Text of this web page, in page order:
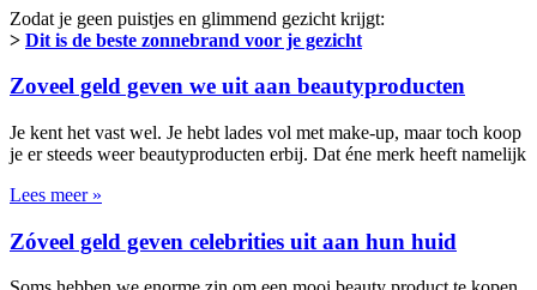
Zodat je geen puistjes en glimmend gezicht krijgt:
> Dit is de beste zonnebrand voor je gezicht
Zoveel geld geven we uit aan beautyproducten
Je kent het vast wel. Je hebt lades vol met make-up, maar toch koop
je er steeds weer beautyproducten erbij. Dat éne merk heeft namelijk
Lees meer »
Zóveel geld geven celebrities uit aan hun huid